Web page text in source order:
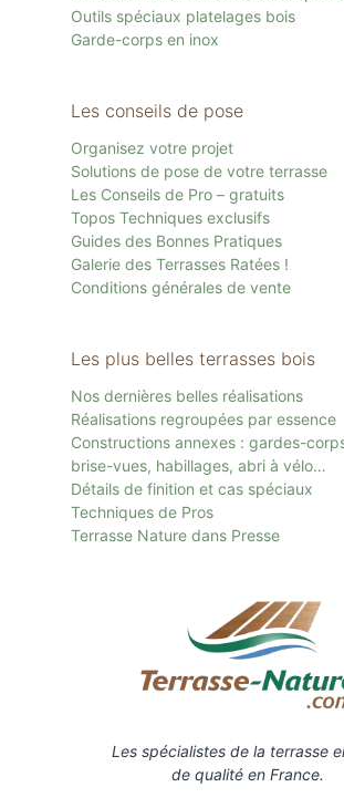
Outils spéciaux platelages bois
Garde-corps en inox
Les conseils de pose
Organisez votre projet
Solutions de pose de votre terrasse
Les Conseils de Pro – gratuits
Topos Techniques exclusifs
Guides des Bonnes Pratiques
Galerie des Terrasses Ratées !
Conditions générales de vente
Les plus belles terrasses bois
Nos dernières belles réalisations
Réalisations regroupées par essence
Constructions annexes : gardes-
brise-vues, habillages, abri à vélo…
Détails de finition et cas spéciaux
Techniques de Pros
Terrasse Nature dans Presse
Les spécialistes de la terrasse
de qualité en France.